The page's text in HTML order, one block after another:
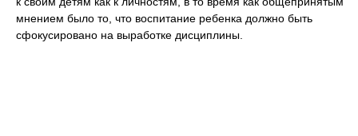
мнением было то, что воспитание ребенка должно быть
сфокусировано на выработке дисциплины.